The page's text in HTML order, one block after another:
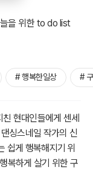
을 위한 to do list
# 행복한일상 #
현대인들에게 센세
싱스네일 작가의 신
쉽게 행복해지기 위
복하게 살기 위한 구